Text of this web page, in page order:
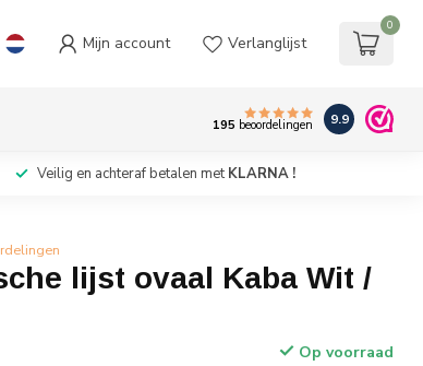
Mijn account Verlanglijst
0
195 beoordelingen 9.9
Veilig en achteraf betalen met KLARNA !
lijst ovaal Kaba Wit /
Op voorraad